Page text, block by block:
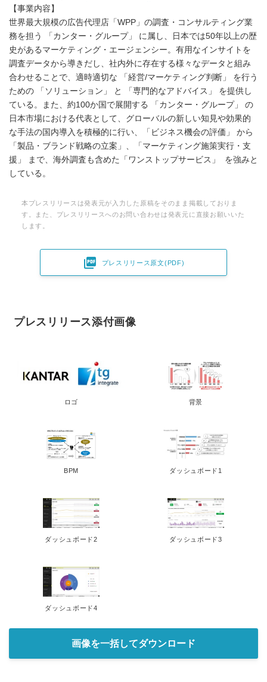
【事業内容】
世界最大規模の広告代理店「WPP」の調査・コンサルティング業
務を担う 「カンター・グループ」 に属し、日本では50年以上の歴
史があるマーケティング・エージェンシー。有用なインサイトを
調査データから導きだし、社内外に存在する様々なデータと組み
合わせることで、適時適切な 「経営/マーケティング判断」 を行う
ための 「ソリューション」 と 「専門的なアドバイス」 を提供し
ている。また、約100か国で展開する 「カンター・グループ」 の
日本市場における代表として、グローバルの新しい知見や効果的
な手法の国内導入を積極的に行い、「ビジネス機会の評価」 から
「製品・ブランド戦略の立案」、「マーケティング施策実行・支
援」 まで、海外調査も含めた「ワンストップサービス」 を強みと
している。
本プレスリリースは発表元が入力した原稿をそのまま掲載しておりま
す。また、プレスリリースへのお問い合わせは発表元に直接お願いいた
します。
 プレスリリース原文(PDF)
プレスリリース添付画像
ロゴ 背景
BPM ダッシュボード1
ダッシュボード2 ダッシュボード3
ダッシュボード4
画像を一括してダウンロード
Japanese